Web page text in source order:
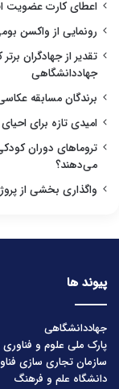
اعطای کارت عضویت
رونمایی از واکسن بومی
تقدیر از جهادگران
جهاددانشگاهی
برندگان مسابقه عکاسی از
امیدی تازه برای
تروماهای دوران
می‌دهند؟
واگذاری بخشی از
پیوند ها
جهاددانشگاهی
پارک ملی علوم و
سازمان تجاری سازی
دانشگاه علم و فرهنگ